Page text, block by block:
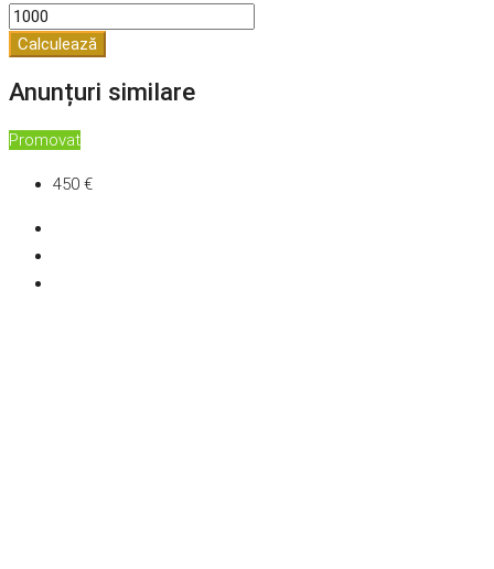
Calculează
Anunțuri similare
Promovat
450 €